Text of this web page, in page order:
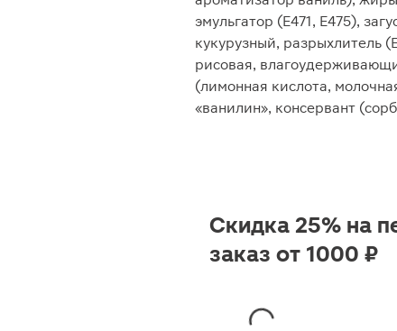
эмульгатор (E471, E475),
кукурузный, разрыхлитель
рисовая,
(лимонная кислота,
«ванилин», консервант
Скидка 25% на
заказ от 1000 ₽